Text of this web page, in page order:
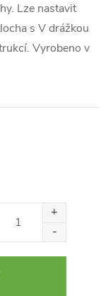
Lze nastavit
s V drážkou
Vyrobeno v